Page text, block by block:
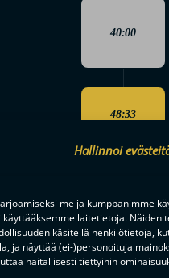
Hallinnoi
me ja kumppanimme
laitetietoja. Näiden
käsitellä henkilötietoja,
ja näyttää (ei-)personoituja
haitallisesti tiettyihin
40:00
48:33
MAALI 55:47